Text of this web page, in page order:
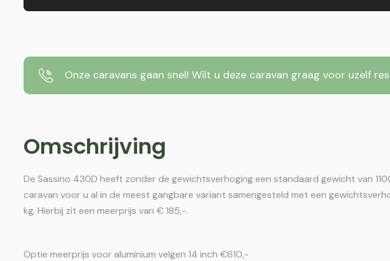
Onze caravans gaan snel! Wilt u deze caravan graag voor uzelf
Omschrijving
De Sassino 430D heeft zonder de gewichtsverhoging een standaard gewicht van
caravan voor u al in de meest gangbare variant samengesteld met een
kg. Hierbij zit een meerprijs van € 185,-.
Optie meerprijs voor aluminium velgen 14 inch €610,-